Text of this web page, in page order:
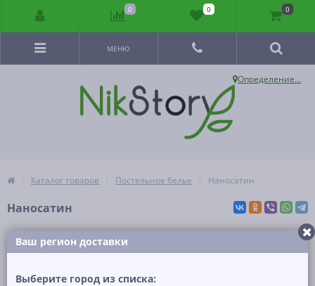
Определение...
МЕНЮ
Каталог товаров Постельное белье Наносатин
Наносатин
Товаров: 1 По: Умолчанию Цене Рейтингу
Постельное белье Наносатин New
Ваш регион доставки
Выберите город из списка:
0 0 0